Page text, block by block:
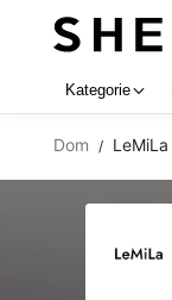
Kategorie
Dom / LeMiLa